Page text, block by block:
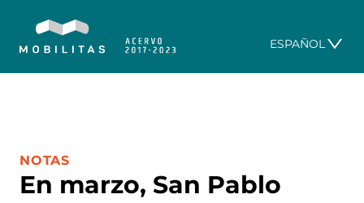
ESPAÑOL
En marzo, San Pablo
CATEGORÍA:
NOTAS